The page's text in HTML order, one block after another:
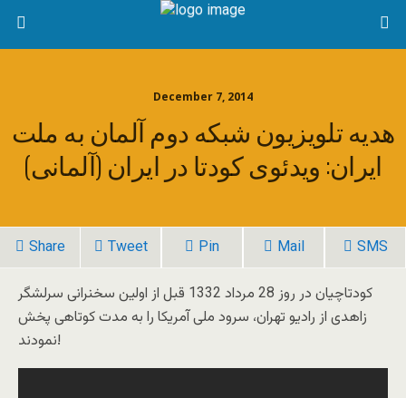
December 7, 2014
هدیه تلویزیون شبکه دوم آلمان به ملت
ایران: ویدئوی کودتا در ایران (آلمانی)
Share Tweet Pin Mail SMS
کودتاچیان در روز 28 مرداد 1332 قبل از اولین سخنرانی سرلشگر
زاهدی از رادیو تهران، سرود ملی آمریکا را به مدت کوتاهی پخش
نمودند!